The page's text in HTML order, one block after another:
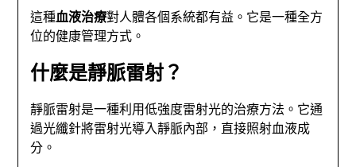
這種血液治療對人體各個系統都有益。它是一種全方
位的健康管理方式。
什麼是靜脈雷射？
靜脈雷射是一種利用低強度雷射光的治療方法。它通
過光纖針將雷射光導入靜脈內部，直接照射血液成
分。